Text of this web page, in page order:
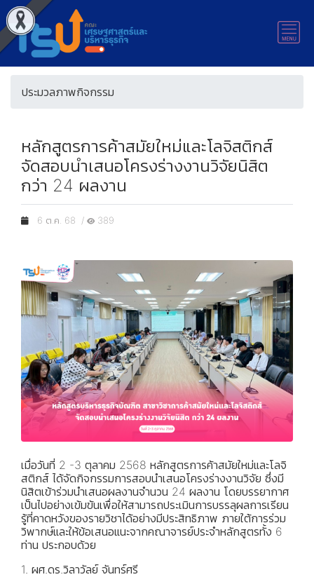
ประมวลภาพกิจกรรม
หลักสูตรการค้าสมัยใหม่และโลจิสติกส์
จัดสอบนำเสนอโครงร่างงานวิจัยนิสิต
กว่า 24 ผลงาน
6 ต.ค. 68 / 389
เมื่อวันที่ 2 -3 ตุลาคม 2568 หลักสูตรการค้าสมัยใหม่และโลจิ
สติกส์ ได้จัดกิจกรรมการสอบนำเสนอโครงร่างงานวิจัย ซึ่งมี
นิสิตเข้าร่วมนำเสนอผลงานจำนวน 24 ผลงาน โดยบรรยากาศ
เป็นไปอย่างเข้มข้นเพื่อให้สามารถประเมินการบรรลุผลการเรียน
รู้ที่คาดหวังของรายวิชาได้อย่างมีประสิทธิภาพ ภายใต้การร่วม
วิพากษ์และให้ข้อเสนอแนะจากคณาจารย์ประจำหลักสูตรทั้ง 6
ท่าน ประกอบด้วย
1. ผศ.ดร.วิลาวัลย์ จันทร์ศรี